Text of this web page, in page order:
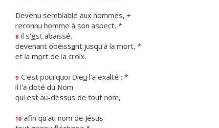
Devenu semblable aux hommes, +
reconnu homme à son aspect, *
8 il s'est abaissé,
devenant obéissant jusqu'à la mort, *
et la mort de la croix.
9 C'est pourquoi Dieu l'a exalté : *
il l'a doté du Nom
qui est au-dessus de tout nom,
10 afin qu'au nom de Jésus